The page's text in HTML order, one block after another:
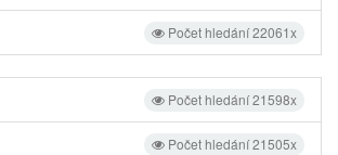
Počet hledání 22061x
Počet hledání 21598x
Počet hledání 21505x